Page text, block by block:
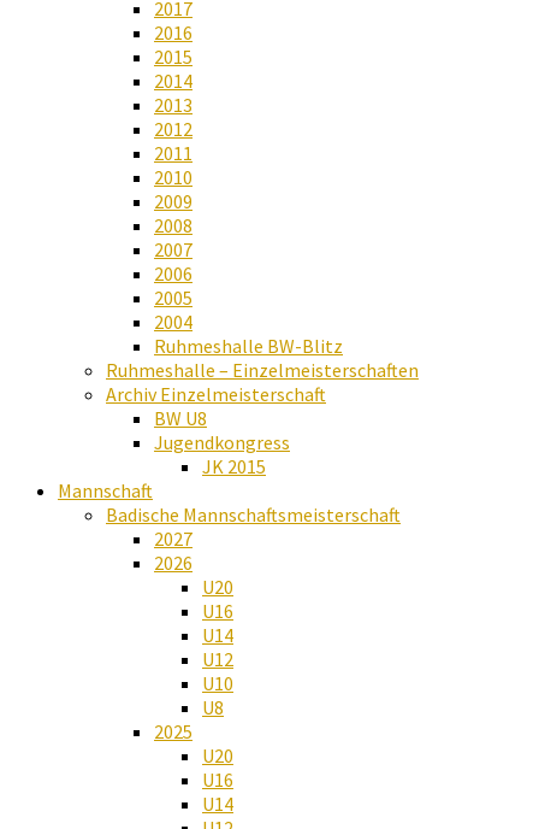
2017
2016
2015
2014
2013
2012
2011
2010
2009
2008
2007
2006
2005
2004
Ruhmeshalle BW-Blitz
Ruhmeshalle – Einzelmeisterschaften
Archiv Einzelmeisterschaft
BW U8
Jugendkongress
JK 2015
Mannschaft
Badische Mannschaftsmeisterschaft
2027
2026
U20
U16
U14
U12
U10
U8
2025
U20
U16
U14